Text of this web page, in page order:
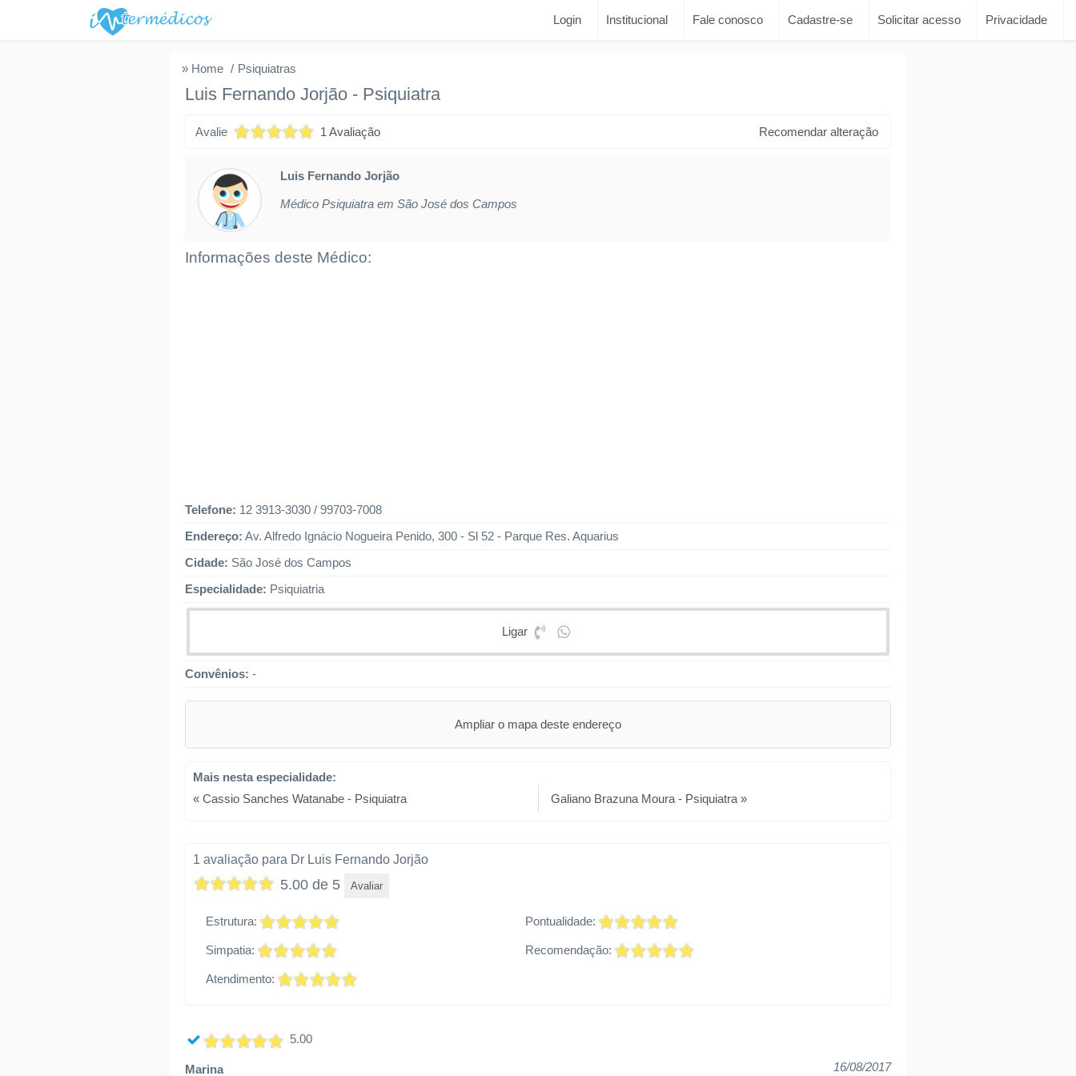
Login Institucional Fale conosco Cadastre-se Solicitar acesso Privacidade
» Home Psiquiatras
Luis Fernando Jorjão- Psiquiatra
Avalie 1 Avaliação Recomendar alteração
Luis Fernando Jorjão
Médico Psiquiatra em São José dos Campos
Informações deste Médico:
Telefone: 12 3913-3030 / 99703-7008
Endereço: Av. Alfredo Ignácio Nogueira Penido, 300 - Sl 52 - Parque Res. Aquarius
Cidade: São José dos Campos
Especialidade: Psiquiatria
Ligar
Convênios: -
Ampliar o mapa deste endereço
Mais nesta especialidade:
« Cassio Sanches Watanabe - Psiquiatra
Galiano Brazuna Moura - Psiquiatra »
1 avaliação para Dr Luis Fernando Jorjão
5.00 de 5 Avaliar
Estrutura: Pontualidade:
Simpatia: Recomendação:
Atendimento:
5.00
Marina 16/08/2017